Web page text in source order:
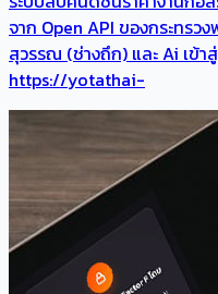
จาก Open API ของกระทร
สุวรรณ (ช่างถึก) และ Ai เข้า
https://yotathai-